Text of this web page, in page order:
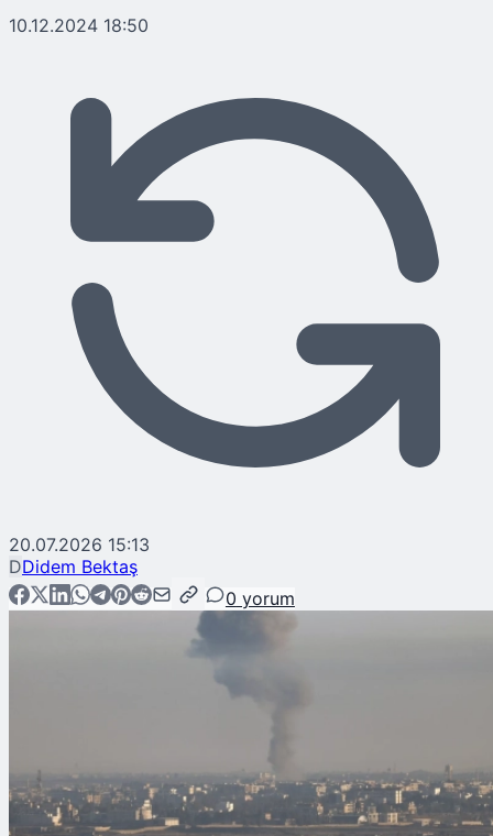
10.12.2024 18:50
20.07.2026 15:13
DDidem Bektaş
0 yorum